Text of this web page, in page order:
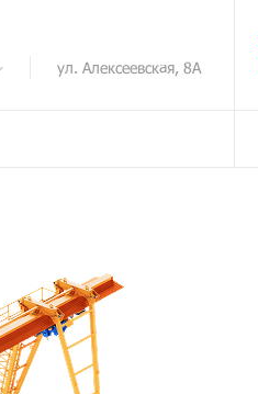
ул. Алексеевская, 8А